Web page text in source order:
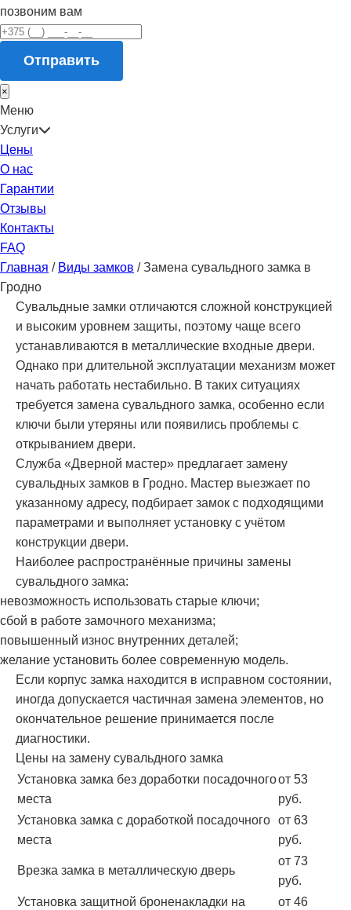
позвоним вам
Отправить
×
Меню
Услуги
Цены
О нас
Гарантии
Отзывы
Контакты
FAQ
Главная / Виды замков / Замена сувальдного замка в
Гродно
Сувальдные замки отличаются сложной конструкцией
и высоким уровнем защиты, поэтому чаще всего
устанавливаются в металлические входные двери.
Однако при длительной эксплуатации механизм может
начать работать нестабильно. В таких ситуациях
требуется замена сувальдного замка, особенно если
ключи были утеряны или появились проблемы с
открыванием двери.
Служба «Дверной мастер» предлагает замену
сувальдных замков в Гродно. Мастер выезжает по
указанному адресу, подбирает замок с подходящими
параметрами и выполняет установку с учётом
конструкции двери.
Наиболее распространённые причины замены
сувальдного замка:
невозможность использовать старые ключи;
сбой в работе замочного механизма;
повышенный износ внутренних деталей;
желание установить более современную модель.
Если корпус замка находится в исправном состоянии,
иногда допускается частичная замена элементов, но
окончательное решение принимается после
диагностики.
Цены на замену сувальдного замка
Установка замка без доработки посадочного
места
от 53
руб.
Установка замка с доработкой посадочного
места
от 63
руб.
Врезка замка в металлическую дверь
от 73
руб.
Установка защитной броненакладки на
от 46